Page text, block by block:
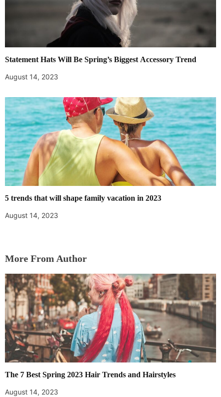
Statement Hats Will Be Spring’s Biggest Accessory Trend
August 14, 2023
5 trends that will shape family vacation in 2023
August 14, 2023
More From Author
The 7 Best Spring 2023 Hair Trends and Hairstyles
August 14, 2023